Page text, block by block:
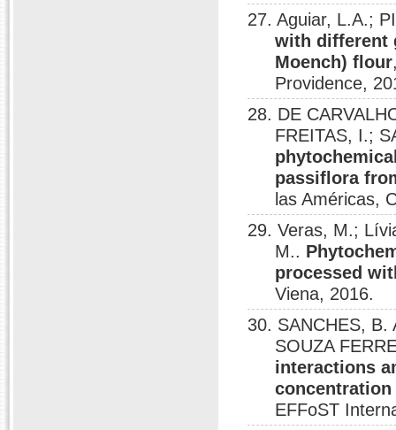
27. Aguiar, L.A.;
with different
Moench) flour
Providence,
28. DE
FREITAS, I.;
passiflora
las Américas,
29. Veras, M.;
M..
processed
Viena, 2016.
30. SANCHES,
SOUZA
interactions
EFFoST